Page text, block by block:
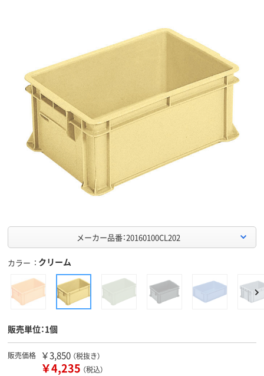
メーカー品番：20160100CL202
カラー クリーム
販売単位：1個
販売価格 ￥3,850 （税抜き）
￥4,235 （税込）